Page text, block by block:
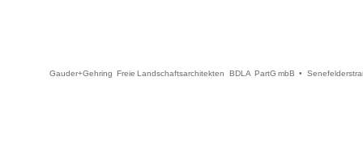
Gauder+Gehring Freie Landschaftsarchitekten BDLA PartG mbB •